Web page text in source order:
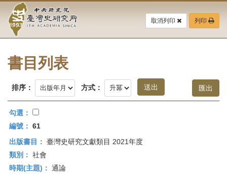
要
中
央
研
究
院-
臺
灣
史
研
取消列印 列印
書目列表
排序： 方式：
勾選：
編號： 61
出版書目： 臺灣史研究文獻類目 2021年度
類別： 社會
時期(主題)： 通論